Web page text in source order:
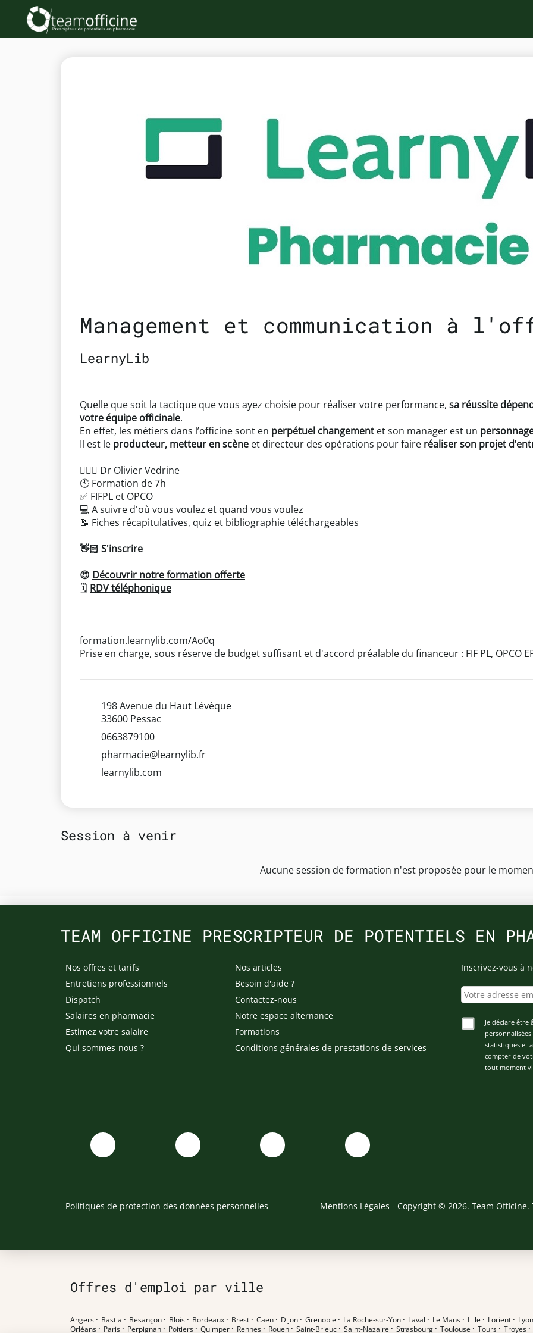
Management et communication à
LearnyLib
Quelle que soit la tactique que vous ayez choisie pour réaliser votre performance, sa réussite
votre équipe officinale.
En effet, les métiers dans l’officine sont en perpétuel changement et son manager est un
Il est le producteur, metteur en scène et directeur des opérations pour faire réaliser son projet
👨🏻‍⚕️ Dr Olivier Vedrine
🕙 Formation de 7h
✅ FIFPL et OPCO
💻 A suivre d'où vous voulez et quand vous voulez
📝 Fiches récapitulatives, quiz et bibliographie téléchargeables
👋🏻 S'inscrire
😍 Découvrir notre formation offerte
🗓 RDV téléphonique
formation.learnylib.com/Ao0q
Prise en charge, sous réserve de budget suffisant et d'accord préalable du financeur : FIF PL, OPCO
198 Avenue du Haut Lévèque
33600 Pessac
0663879100
pharmacie@learnylib.fr
learnylib.com
Session à venir
Aucune session de formation n'est proposée pour le
TEAM OFFICINE PRESCRIPTEUR DE POTENTIELS EN
Nos offres et tarifs
Entretiens professionnels
Dispatch
Salaires en pharmacie
Estimez votre salaire
Qui sommes-nous ?
Nos articles
Besoin d'aide ?
Contactez-nous
Notre espace alternance
Formations
Conditions générales de prestations de services
Inscrivez-vous à
Je déclare être
statistiques et
compter de
tout moment
Politiques de protection des données personnelles Mentions Légales - Copyright © 2026. Team Officine.
Offres d'emploi par ville
Angers · Bastia · Besançon · Blois · Bordeaux · Brest · Caen · Dijon · Grenoble · La Roche-sur-Yon · Laval · Le Mans · Lille · Lorient · Lyon
Orléans · Paris · Perpignan · Poitiers · Quimper · Rennes · Rouen · Saint-Brieuc · Saint-Nazaire · Strasbourg · Toulouse · Tours · Troyes ·